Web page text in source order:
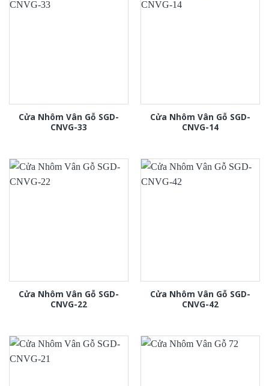
Cửa Nhôm Vân Gỗ SGD-
CNVG-33
Cửa Nhôm Vân Gỗ SGD-
CNVG-14
Cửa Nhôm Vân Gỗ SGD-
CNVG-22
Cửa Nhôm Vân Gỗ SGD-
CNVG-42